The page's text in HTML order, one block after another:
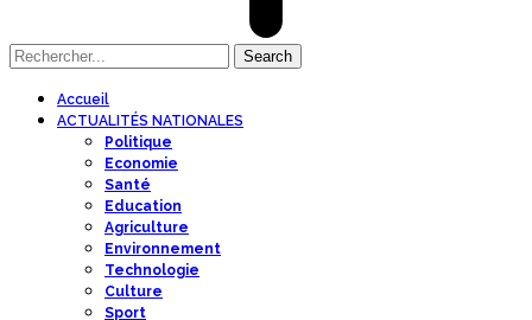
Accueil
ACTUALITÉS NATIONALES
Politique
Economie
Santé
Education
Agriculture
Environnement
Technologie
Culture
Sport